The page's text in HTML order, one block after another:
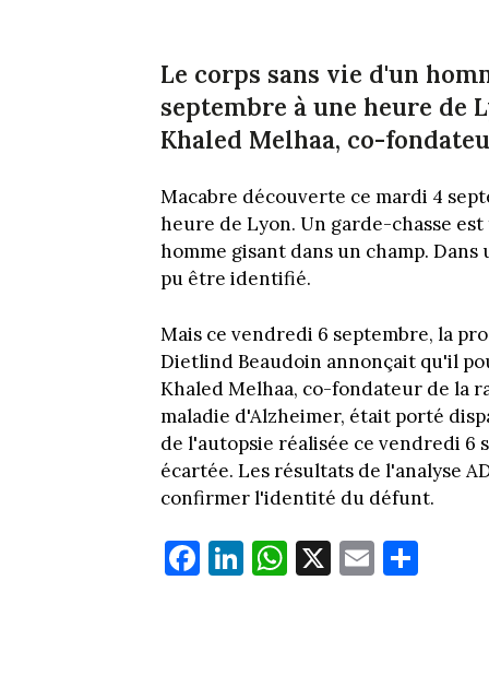
Le corps sans vie d'un
septembre à une heure
Khaled Melhaa, co-
Macabre découverte ce mardi 4
heure de Lyon. Un garde-chasse
homme gisant dans un champ.
pu être identifié.
Mais ce vendredi 6 septembre, la
Dietlind Beaudoin annonçait qu'il
Khaled Melhaa, co-fondateur de la
maladie d'Alzheimer, était porté
de l'autopsie réalisée ce vendredi 6
écartée. Les résultats de l'analyse
confirmer l'identité du défunt.
Fa
ce
Li
nk
W
ha
X E
m